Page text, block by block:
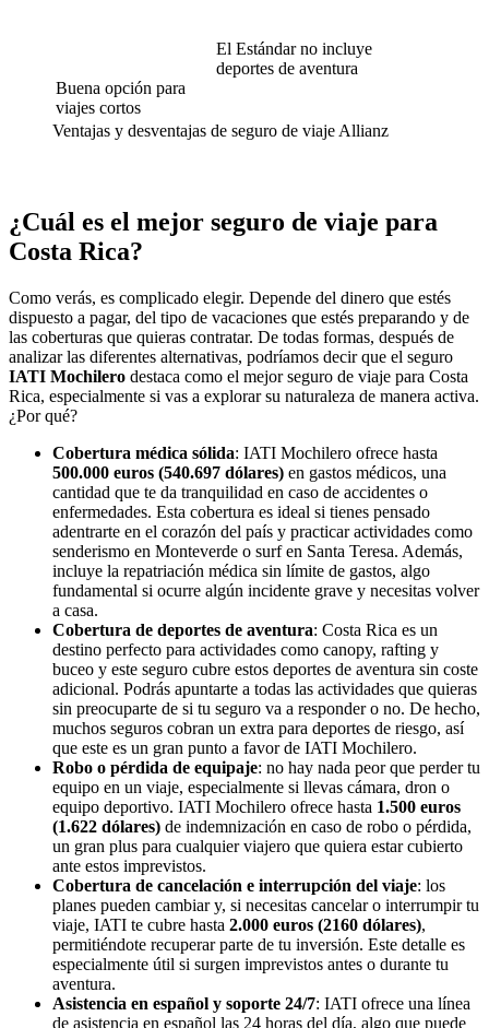
Buena opción para
viajes cortos
El Estándar no incluye
deportes de aventura
Ventajas y desventajas de seguro de viaje Allianz
¿Cuál es el mejor seguro de viaje para
Costa Rica?
Como verás, es complicado elegir. Depende del dinero que estés
dispuesto a pagar, del tipo de vacaciones que estés preparando y de
las coberturas que quieras contratar. De todas formas, después de
analizar las diferentes alternativas, podríamos decir que el seguro
IATI Mochilero destaca como el mejor seguro de viaje para Costa
Rica, especialmente si vas a explorar su naturaleza de manera activa.
¿Por qué?
Cobertura médica sólida: IATI Mochilero ofrece hasta
500.000 euros (540.697 dólares) en gastos médicos, una
cantidad que te da tranquilidad en caso de accidentes o
enfermedades. Esta cobertura es ideal si tienes pensado
adentrarte en el corazón del país y practicar actividades como
senderismo en Monteverde o surf en Santa Teresa. Además,
incluye la repatriación médica sin límite de gastos, algo
fundamental si ocurre algún incidente grave y necesitas volver
a casa.
Cobertura de deportes de aventura: Costa Rica es un
destino perfecto para actividades como canopy, rafting y
buceo y este seguro cubre estos deportes de aventura sin coste
adicional. Podrás apuntarte a todas las actividades que quieras
sin preocuparte de si tu seguro va a responder o no. De hecho,
muchos seguros cobran un extra para deportes de riesgo, así
que este es un gran punto a favor de IATI Mochilero.
Robo o pérdida de equipaje: no hay nada peor que perder tu
equipo en un viaje, especialmente si llevas cámara, dron o
equipo deportivo. IATI Mochilero ofrece hasta 1.500 euros
(1.622 dólares) de indemnización en caso de robo o pérdida,
un gran plus para cualquier viajero que quiera estar cubierto
ante estos imprevistos.
Cobertura de cancelación e interrupción del viaje: los
planes pueden cambiar y, si necesitas cancelar o interrumpir tu
viaje, IATI te cubre hasta 2.000 euros (2160 dólares),
permitiéndote recuperar parte de tu inversión. Este detalle es
especialmente útil si surgen imprevistos antes o durante tu
aventura.
Asistencia en español y soporte 24/7: IATI ofrece una línea
de asistencia en español las 24 horas del día, algo que puede